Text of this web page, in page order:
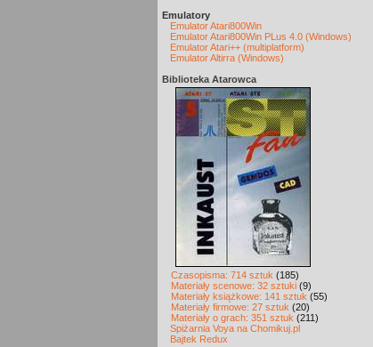
Emulatory
Emulator Atari800Win
Emulator Atari800Win PLus 4.0 (Windows)
Emulator Atari++ (multiplatform)
Emulator Altirra (Windows)
Biblioteka Atarowca
Czasopisma: 714 sztuk (185)
Materiały scenowe: 32 sztuki (9)
Materiały książkowe: 141 sztuk (55)
Materiały firmowe: 27 sztuk (20)
Materiały o grach: 351 sztuk (211)
Spiżarnia Voya na Chomikuj.pl
Bajtek Redux